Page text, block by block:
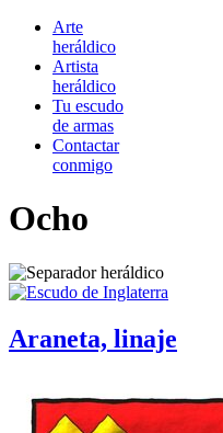
Arte
heráldico
Artista
heráldico
Tu escudo
de armas
Contactar
conmigo
Ocho
Araneta, linaje